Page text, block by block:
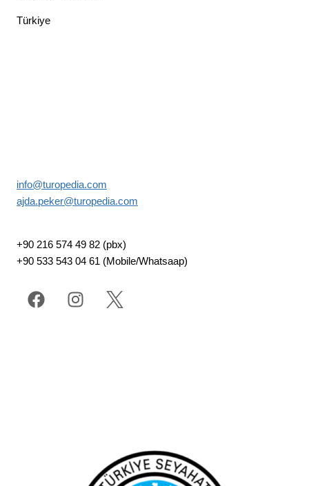
Türkiye
info@turopedia.com
ajda.peker@turopedia.com
+90 216 574 49 82 (pbx)
+90 533 543 04 61 (Mobile/Whatsaap)